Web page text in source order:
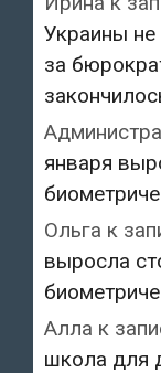
Украины не
за
января
Ольга к
выросла
Алла к
школа для